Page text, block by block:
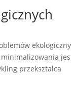
minimalizowania
przekształca